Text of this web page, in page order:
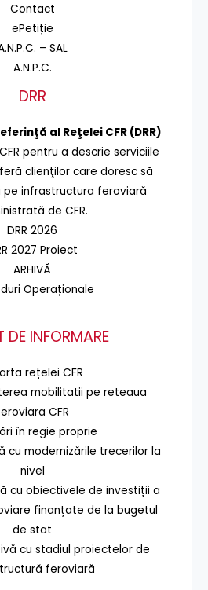
Contact
ePetiție
– SAL
A.N.P.C.
DRR
al Reţelei CFR (DRR)
pentru a descrie serviciile
clienţilor care doresc să
pe infrastructura feroviară
de CFR.
DRR 2026
2027 Proiect
ARHIVĂ
Operaționale
DE INFORMARE
rețelei CFR
mobilitatii pe reteaua
CFR
în regie proprie
cu modernizările trecerilor la
nivel
cu obiectivele de investiții a
finanțate de la bugetul
de stat
cu stadiul proiectelor de
feroviară